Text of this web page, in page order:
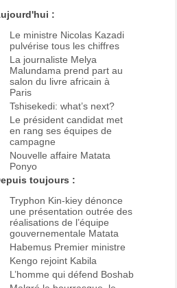
:
Le ministre Nicolas Kazadi
pulvérise tous les chiffres
La journaliste Melya
Malundama prend part au
salon du livre africain à
Paris
Tshisekedi: what’s next?
Le président candidat met
en rang ses équipes de
campagne
Nouvelle affaire Matata
Ponyo
toujours :
Tryphon Kin-kiey dénonce
une présentation outrée des
réalisations de l’équipe
gouvernementale Matata
Habemus Premier ministre
Kengo rejoint Kabila
L’homme qui défend Boshab